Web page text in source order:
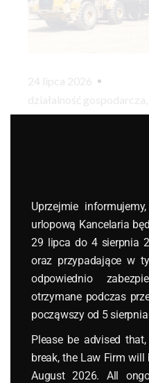
24 lipca 2026
działalność gospodarcza
podatek budowlany,
wytycznych BMF
Read More
Uprzejmie
urlopową Kancelaria
29 lipca do 4 sierpnia
oraz przypadające w
odpowiednio
otrzymane podczas
począwszy od 5
Please be advised
break, the Law Firm
August 2026. All